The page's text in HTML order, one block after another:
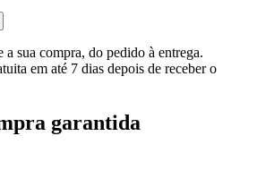
a sua compra, do pedido à entrega.
em até 7 dias depois de receber o
garantida